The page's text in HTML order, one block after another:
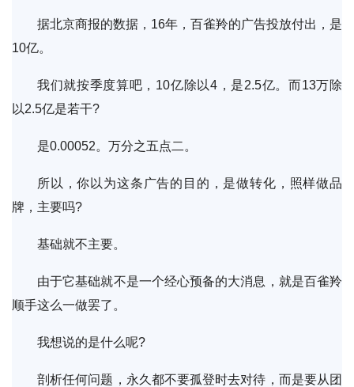
据北京商报的数据，16年，百雀羚的广告投放付出，是
10亿。
我们就按季度算吧，10亿除以4，是2.5亿。而13万除
以2.5亿是若干?
是0.00052。万分之五点二。
所以，你以为这条广告的目的，是做转化，照样做品
牌，主要吗?
基础就不主要。
由于它基础就不是一个经心预备的大消息，就是百雀羚
顺手这么一做罢了。
我想说的是什么呢?
剖析任何问题，永久都不要孤登时去对待，而是要从团